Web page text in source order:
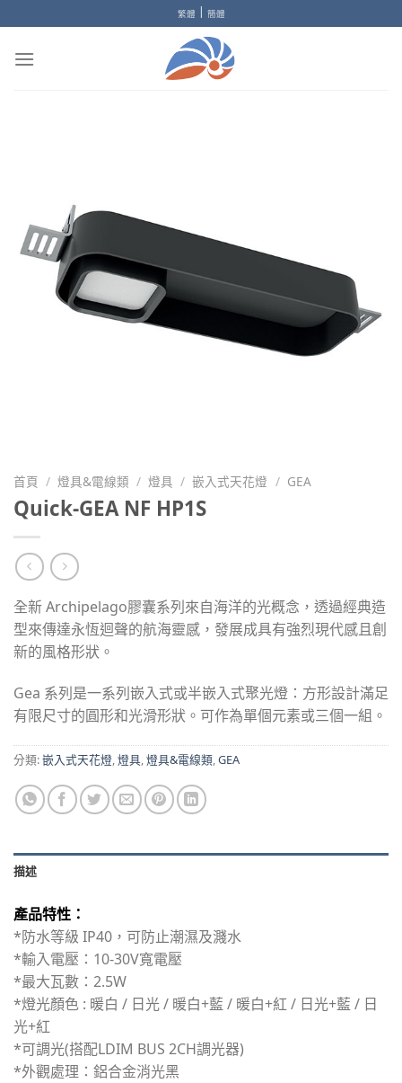
to
content
繁體 | 簡體
首頁 / 燈具&電線類 / 燈具 / 嵌入式天花燈 / GEA
Quick-GEA NF HP1S
全新 Archipelago膠囊系列來自海洋的光概念，透過經典造
型來傳達永恆迴聲的航海靈感，發展成具有強烈現代感且創
新的風格形狀。
Gea 系列是一系列嵌入式或半嵌入式聚光燈：方形設計滿足
有限尺寸的圓形和光滑形狀。可作為單個元素或三個一組。
分類:嵌入式天花燈,燈具,燈具&電線類,GEA
描述
產品特性：
*防水等級 IP40，可防止潮濕及濺水
*輸入電壓：10-30V寬電壓
*最大瓦數：2.5W
*燈光顏色 : 暖白 / 日光 / 暖白+藍 / 暖白+紅 / 日光+藍 / 日
光+紅
*可調光(搭配LDIM BUS 2CH調光器)
*外觀處理：鋁合金消光黑